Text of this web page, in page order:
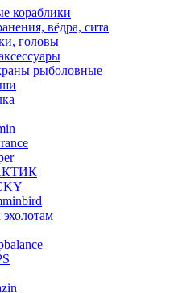
кораблики
вёдра, сита
головы
рыболовные